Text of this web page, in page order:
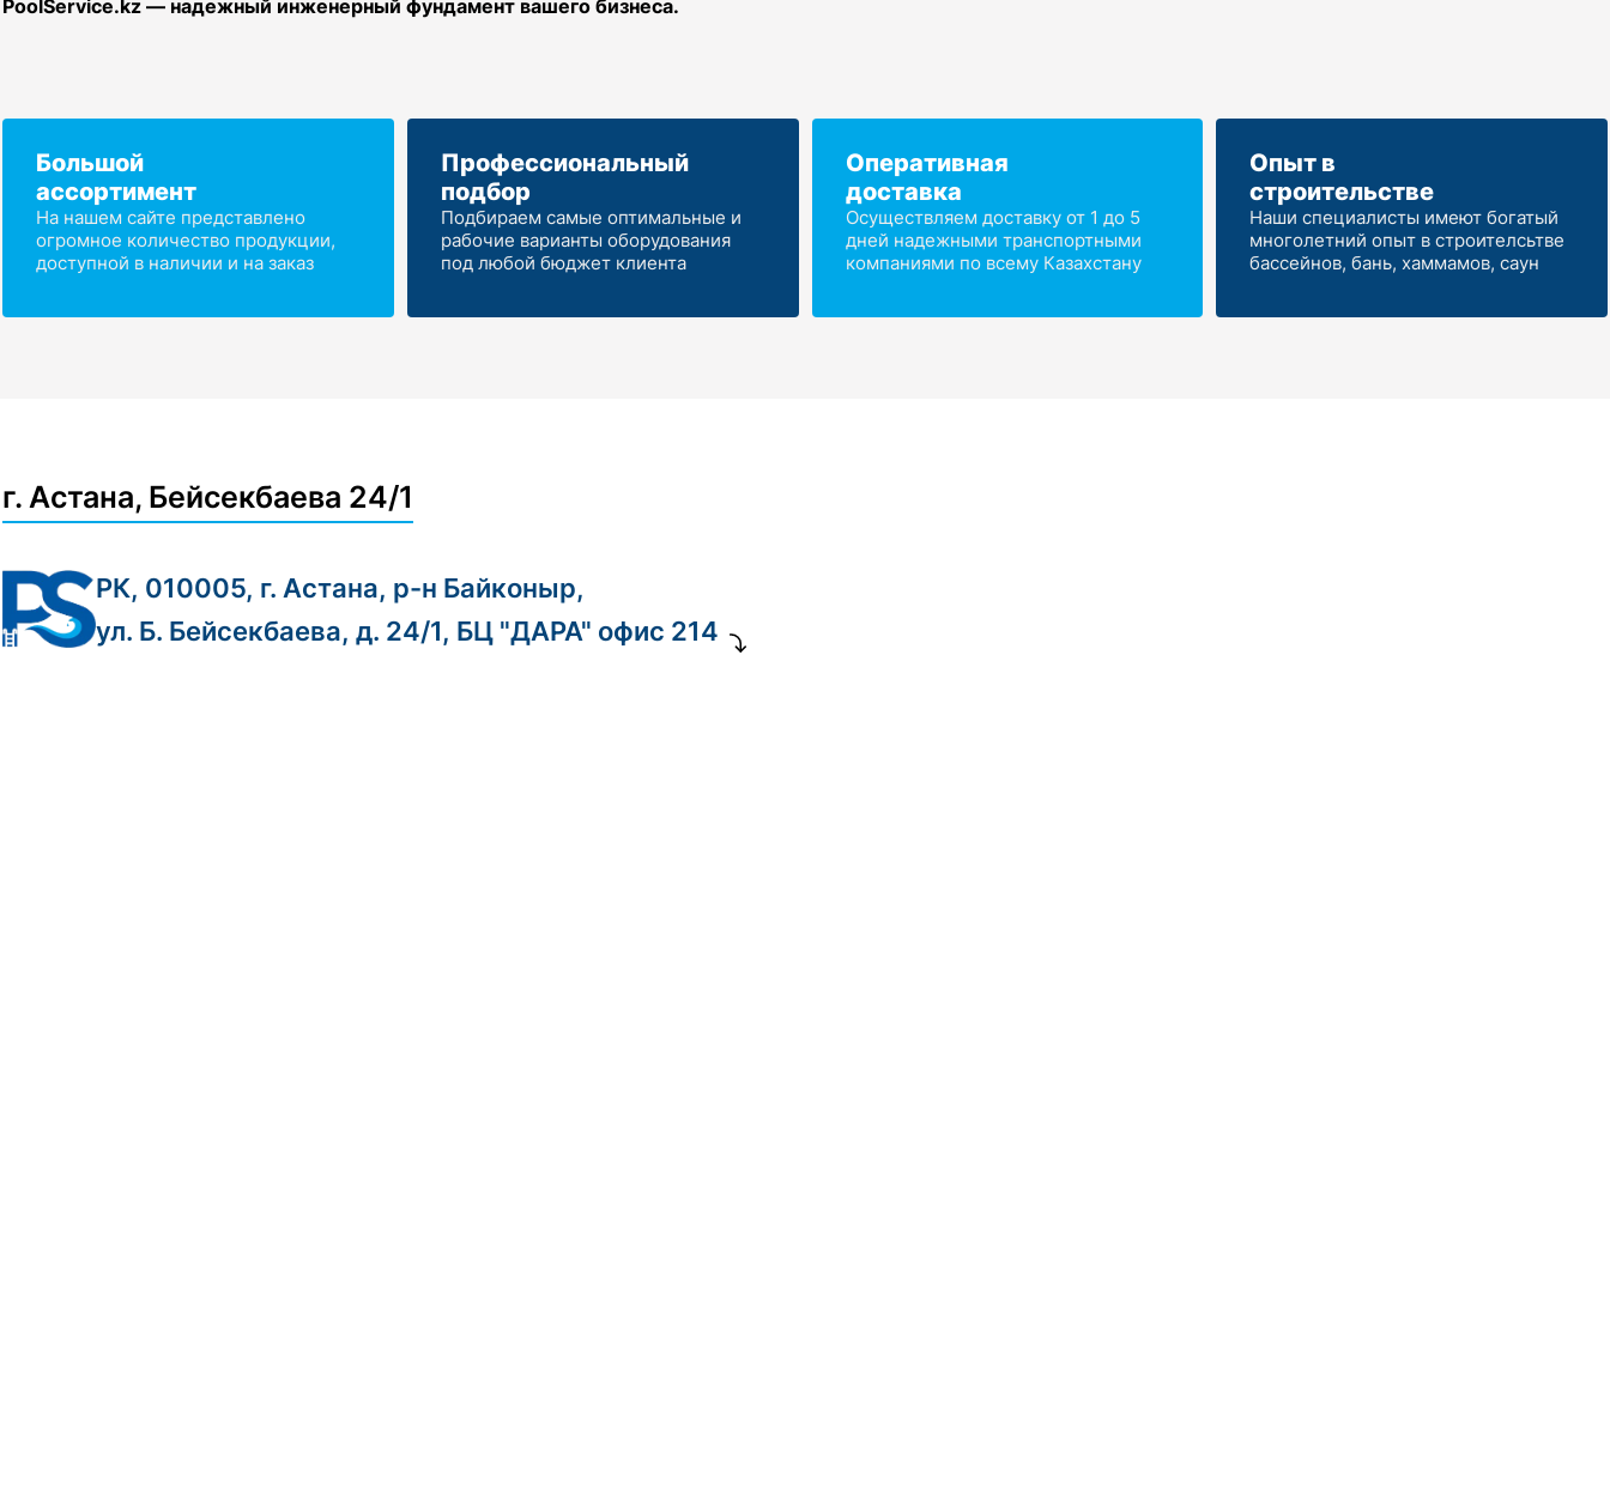
PoolService.kz — надежный инженерный фундамент вашего бизнеса.
Большой
ассортимент
На нашем сайте представлено
огромное количество продукции,
доступной в наличии и на заказ
Профессиональный
подбор
Подбираем самые оптимальные и
рабочие варианты оборудования
под любой бюджет клиента
Оперативная
доставка
Осуществляем доставку от 1 до 5
дней надежными транспортными
компаниями по всему Казахстану
Опыт в
строительстве
Наши специалисты имеют богатый
многолетний опыт в строителсьтве
бассейнов, бань, хаммамов, саун
г. Астана, Бейсекбаева 24/1
РК, 010005, г. Астана, р-н Байконыр,
ул. Б. Бейсекбаева, д. 24/1, БЦ "ДАРА" офис 214